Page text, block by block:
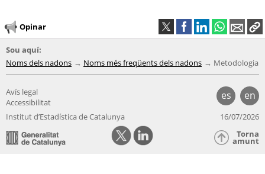
Opinar
Sou aquí:
Noms dels nadons
Noms més freqüents dels nadons Metodologia
es en
Avís legal
Accessibilitat
Institut d’Estadística de Catalunya
16/07/2026
Torna
amunt